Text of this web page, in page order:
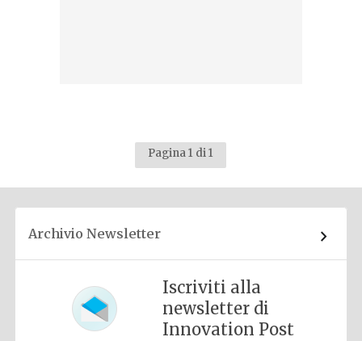
Pagina 1 di 1
Archivio Newsletter
Iscriviti alla
newsletter di
Innovation Post